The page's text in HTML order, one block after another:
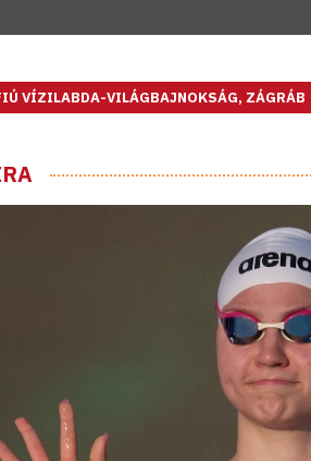
VÍZILABDA-VILÁGBAJNOKSÁG, ZÁGRÁB